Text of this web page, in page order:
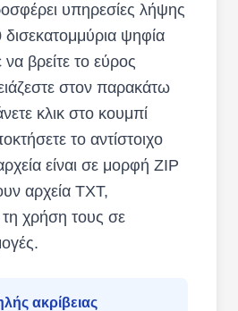
υπηρεσίες λήψης
ψηφία
βρείτε το εύρος
στον παρακάτω
κλικ στο κουμπί
το αντίστοιχο
είναι σε μορφή ZIP
αρχεία TXT,
τη χρήση τους σε
ακρίβειας